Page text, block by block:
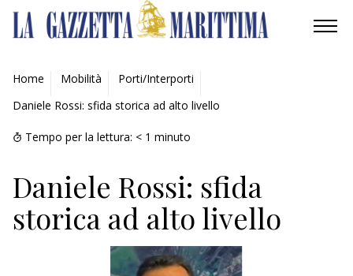
AMBIENTE
MOBILITÀ
INDUSTRIA
RICERCA
ECONOMIA
Home Mobilità
Porti/Interporti
Daniele Rossi: sfida storica ad alto livello
Tempo per la lettura: < 1 minuto
Daniele Rossi: sfida
storica ad alto livello